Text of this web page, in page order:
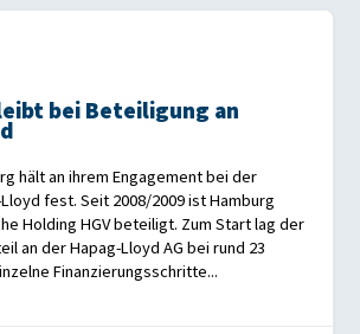
bei Beteiligung an
hält an ihrem Engagement bei der
fest. Seit 2008/2009 ist Hamburg
Holding HGV beteiligt. Zum Start lag der
an der Hapag-Lloyd AG bei rund 23
Finanzierungsschritte...